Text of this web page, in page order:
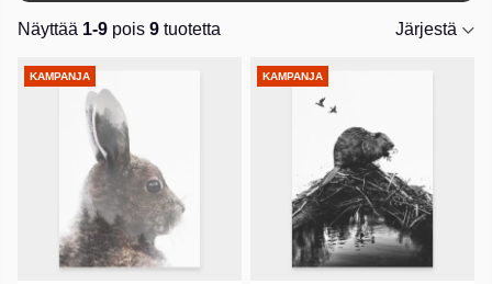
Näyttää 1-9 pois 9 tuotetta
Järjestä
Tuotteet
KAMPANJA KAMPANJA